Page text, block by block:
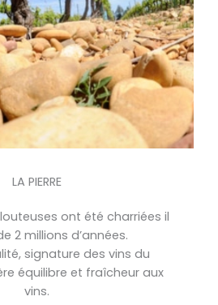
LA PIERRE
ont été charriées il
2 millions d’années.
signature des vins du
équilibre et fraîcheur aux
vins.